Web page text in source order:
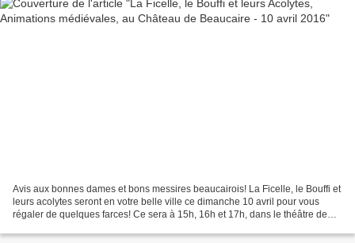
Avis aux bonnes dames et bons messires beaucairois! La Ficelle, le Bouffi et
leurs acolytes seront en votre belle ville ce dimanche 10 avril pour vous
régaler de quelques farces! Ce sera à 15h, 16h et 17h, dans le théâtre de